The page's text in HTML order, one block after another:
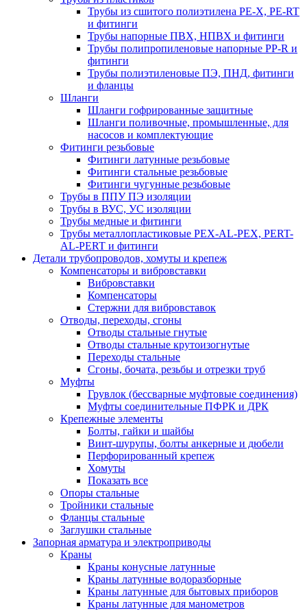
Трубы из сшитого полиэтилена PE-X, PE-RT
и фитинги
Трубы напорные ПВХ, НПВХ и фитинги
Трубы полипропиленовые напорные PP-R и
фитинги
Трубы полиэтиленовые ПЭ, ПНД, фитинги
и фланцы
Шланги
Шланги гофрированные защитные
Шланги поливочные, промышленные, для
насосов и комплектующие
Фитинги резьбовые
Фитинги латунные резьбовые
Фитинги стальные резьбовые
Фитинги чугунные резьбовые
Трубы в ППУ ПЭ изоляции
Трубы в ВУС, УС изоляции
Трубы медные и фитинги
Трубы металлопластиковые PEX-AL-PEX, PERT-
AL-PERT и фитинги
Детали трубопроводов, хомуты и крепеж
Компенсаторы и вибровставки
Вибровставки
Компенсаторы
Стержни для вибровставок
Отводы, переходы, сгоны
Отводы стальные гнутые
Отводы стальные крутоизогнутые
Переходы стальные
Сгоны, бочата, резьбы и отрезки труб
Муфты
Грувлок (бессварные муфтовые соединения)
Муфты соединительные ПФРК и ДРК
Крепежные элементы
Болты, гайки и шайбы
Винт-шурупы, болты анкерные и дюбели
Перфорированный крепеж
Хомуты
Показать все
Опоры стальные
Тройники стальные
Фланцы стальные
Заглушки стальные
Запорная арматура и электроприводы
Краны
Краны конусные латунные
Краны латунные водоразборные
Краны латунные для бытовых приборов
Краны латунные для манометров